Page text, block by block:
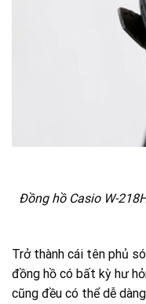
Đồng hồ Casio W-
Trở thành cái tên phủ
đồng hồ có bất kỳ hư
cũng đều có thể dễ